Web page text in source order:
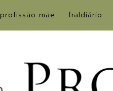
profissão mãe fraldiário